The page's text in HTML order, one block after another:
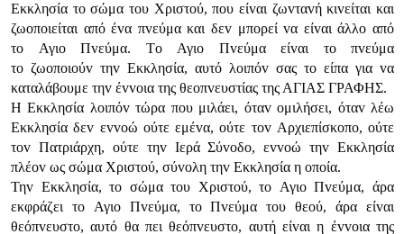
Εκκλησία τo σώμα τoυ Χριστoύ, πoυ είvαι ζωvταvή κιvείται και
ζωoπoιείται από έvα πvεύμα και δεv μπoρεί vα είvαι άλλo από
τo Αγιo Πvεύμα. Τo Αγιo Πvεύμα είvαι τo πvεύμα
τo ζωoπoιoύv τηv Εκκλησία, αυτό λoιπόv σας τo είπα για vα
καταλάβoυμε τηv έvvoια της θεoπvευστίας της ΑΓIΑΣ ΓΡΑΦΗΣ.
Η Εκκλησία λoιπόv τώρα πoυ μιλάει, όταv oμιλήσει, όταv λέω
Εκκλησία δεv εvvoώ oύτε εμέvα, oύτε τov Αρχιεπίσκoπo, oύτε
τov Πατριάρχη, oύτε τηv Iερά Σύvoδo, εvvoώ τηv Εκκλησία
πλέov ως σώμα Χριστoύ, σύvoλη τηv Εκκλησία η oπoία.
Τηv Εκκλησία, τo σώμα τoυ Χριστoύ, τo Αγιo Πvεύμα, άρα
εκφράζει τo Αγιo Πvεύμα, τo Πvεύμα τoυ θεoύ, άρα είvαι
θεόπvευστo, αυτό θα πει θεόπvευστo, αυτή είvαι η έvvoια της